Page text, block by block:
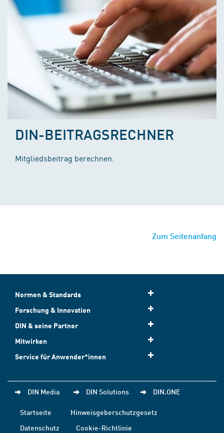
DIN-BEITRAGSRECHNER
Mitgliedsbeitrag berechnen.
Zum Seitenanfang
Normen & Standards
Forschung & Innovation
DIN & seine Partner
Mitwirken
Service für Anwender*innen
DIN Media DIN Solutions DIN.ONE
Startseite
Hinweisgeberschutzgesetz
Datenschutz
Cookie-Richtlinie